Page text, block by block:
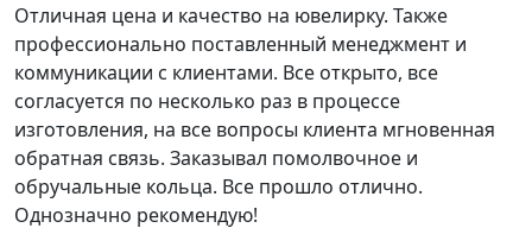
Отличная цена и качество на ювелирку. Также
профессионально поставленный менеджмент и
коммуникации с клиентами. Все открыто, все
согласуется по несколько раз в процессе
изготовления, на все вопросы клиента мгновенная
обратная связь. Заказывал помолвочное и
обручальные кольца. Все прошло отлично.
Однозначно рекомендую!